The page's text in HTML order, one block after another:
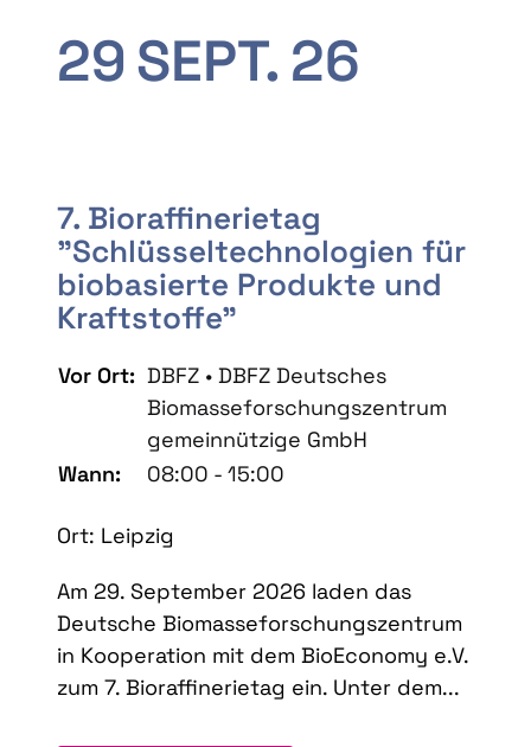
29SEPT. 26
7. Bioraffinerietag
"Schlüsseltechnologien für
biobasierte Produkte und
Kraftstoffe"
Vor Ort: DBFZ • DBFZ Deutsches
Biomasseforschungszentrum
gemeinnützige GmbH
Wann:
08:00 - 15:00
Ort: Leipzig
Am 29. September 2026 laden das
Deutsche Biomasseforschungszentrum
in Kooperation mit dem BioEconomy e.V.
zum 7. Bioraffinerietag ein. Unter dem...